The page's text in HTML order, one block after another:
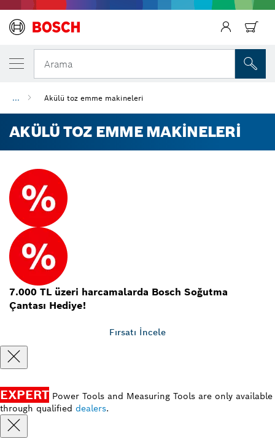
Arama
... Akülü toz emme makineleri
AKÜLÜ TOZ EMME MAKINELERI
7.000 TL üzeri harcamalarda Bosch Soğutma
Çantası Hediye!
Fırsatı İncele
EXPERT Power Tools and Measuring Tools are only available
through qualified dealers.